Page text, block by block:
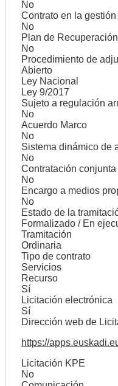
No
Contrato en la
No
Plan de
No
Procedimiento de
Abierto
Ley Nacional
Ley 9/2017
Sujeto a regulación
No
Acuerdo Marco
No
Sistema dinámico de
No
Contratación conjunta
No
Encargo a medios
No
Estado de la
Formalizado / En
Tramitación
Ordinaria
Tipo de contrato
Servicios
Recurso
Sí
Licitación electrónica
Sí
Dirección web de
https://
Licitación KPE
No